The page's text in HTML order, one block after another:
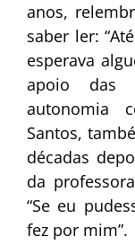
anos,
saber ler:
esperava
apoio das
autonomia
Santos,
décadas
da
“Se eu
fez por mim”.